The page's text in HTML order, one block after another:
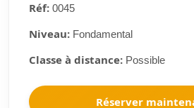
Réf:0045
Niveau:Fondamental
Classe à distance:Possible
Réserver